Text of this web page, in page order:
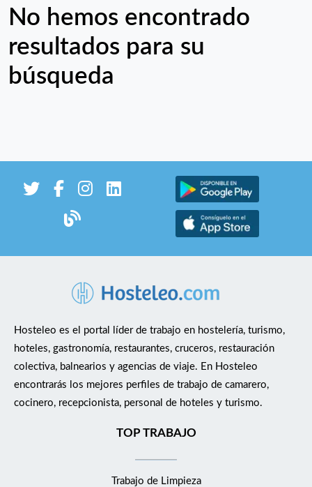
No hemos encontrado
resultados para su
búsqueda
Hosteleo es el portal líder de trabajo en hostelería, turismo,
hoteles, gastronomía, restaurantes, cruceros, restauración
colectiva, balnearios y agencias de viaje. En Hosteleo
encontrarás los mejores perfiles de trabajo de camarero,
cocinero, recepcionista, personal de hoteles y turismo.
TOP TRABAJO
Trabajo de Limpieza